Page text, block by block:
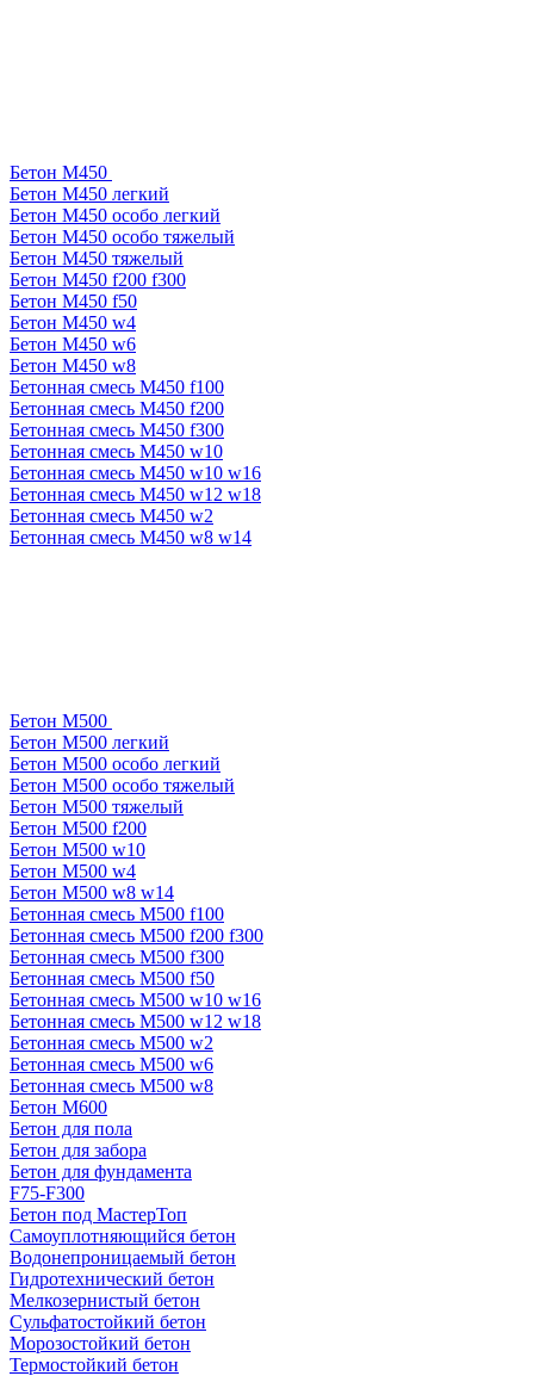
Бетон М450
Бетон М450 легкий
Бетон М450 особо легкий
Бетон М450 особо тяжелый
Бетон М450 тяжелый
Бетон М450 f200 f300
Бетон М450 f50
Бетон М450 w4
Бетон М450 w6
Бетон М450 w8
Бетонная смесь М450 f100
Бетонная смесь М450 f200
Бетонная смесь М450 f300
Бетонная смесь М450 w10
Бетонная смесь М450 w10 w16
Бетонная смесь М450 w12 w18
Бетонная смесь М450 w2
Бетонная смесь М450 w8 w14
Бетон М500
Бетон М500 легкий
Бетон М500 особо легкий
Бетон М500 особо тяжелый
Бетон М500 тяжелый
Бетон М500 f200
Бетон М500 w10
Бетон М500 w4
Бетон М500 w8 w14
Бетонная смесь М500 f100
Бетонная смесь М500 f200 f300
Бетонная смесь М500 f300
Бетонная смесь М500 f50
Бетонная смесь М500 w10 w16
Бетонная смесь М500 w12 w18
Бетонная смесь М500 w2
Бетонная смесь М500 w6
Бетонная смесь М500 w8
Бетон М600
Бетон для пола
Бетон для забора
Бетон для фундамента
F75-F300
Бетон под МастерТоп
Самоуплотняющийся бетон
Водонепроницаемый бетон
Гидротехнический бетон
Мелкозернистый бетон
Сульфатостойкий бетон
Морозостойкий бетон
Термостойкий бетон